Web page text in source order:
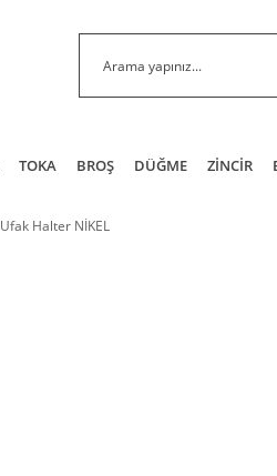
TOKA BROŞ DÜĞME ZİNCİR
Ufak Halter NİKEL